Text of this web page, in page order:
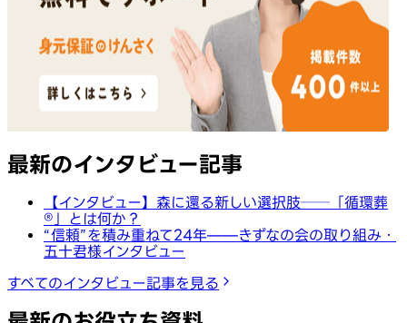
最新のインタビュー記事
【インタビュー】森に還る新しい選択肢──「循環葬
®︎」とは何か？
“信頼”を積み重ねて24年——きずなの会の取り組み・
五十君様インタビュー
すべてのインタビュー記事を見る